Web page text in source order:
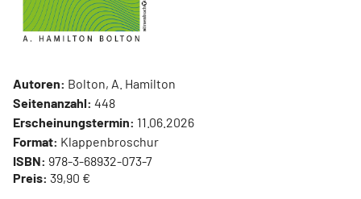
Autoren: Bolton, A. Hamilton
Seitenanzahl: 448
Erscheinungstermin: 11.06.2026
Format: Klappenbroschur
ISBN: 978-3-68932-073-7
Preis: 39,90 €